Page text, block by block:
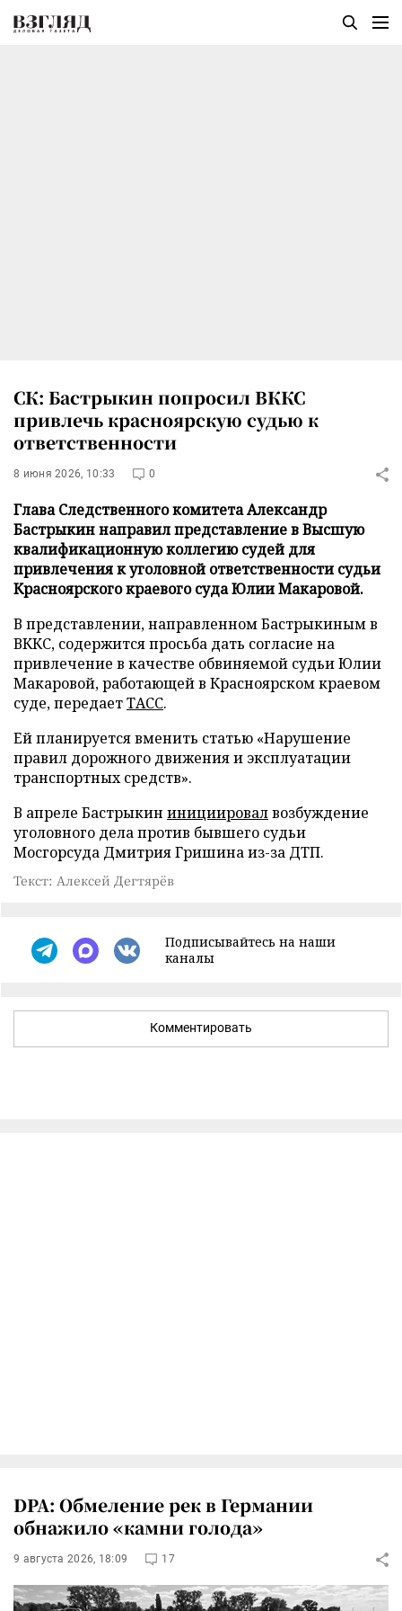
СК: Бастрыкин попросил ВККС
привлечь красноярскую судью к
ответственности
8 июня 2026, 10:33 0
Глава Следственного комитета Александр
Бастрыкин направил представление в Высшую
квалификационную коллегию судей для
привлечения к уголовной ответственности судьи
Красноярского краевого суда Юлии Макаровой.
В представлении, направленном Бастрыкиным в
ВККС, содержится просьба дать согласие на
привлечение в качестве обвиняемой судьи Юлии
Макаровой, работающей в Красноярском краевом
суде, передаетТАСС.
Ей планируется вменить статью «Нарушение
правил дорожного движения и эксплуатации
транспортных средств».
В апреле Бастрыкин инициировалвозбуждение
уголовного дела против бывшего судьи
Мосгорсуда Дмитрия Гришина из-за ДТП.
Текст: Алексей Дегтярёв
Подписывайтесь на наши
каналы
Комментировать
DPA: Обмеление рек в Германии
обнажило «камни голода»
9 августа 2026, 18:09 17